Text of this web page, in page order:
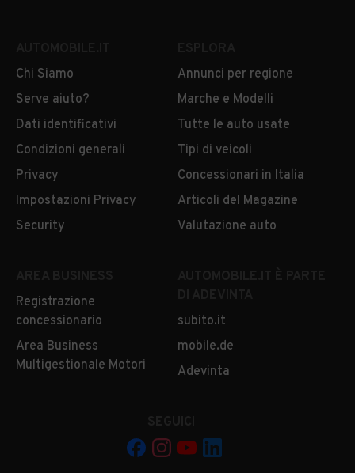
Chi Siamo
Serve aiuto?
Dati identificativi
Condizioni generali
Privacy
Impostazioni Privacy
Security
Annunci per regione
Marche e Modelli
Tutte le auto usate
Tipi di veicoli
Concessionari in Italia
Articoli del Magazine
Valutazione auto
Registrazione
concessionario
Area Business
Multigestionale Motori
subito.it
mobile.de
Adevinta